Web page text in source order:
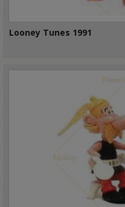
Looney Tunes 1991